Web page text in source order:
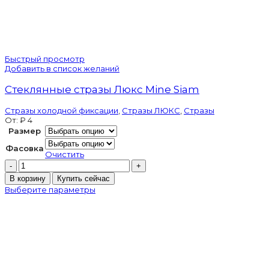
Быстрый просмотр
Добавить в список желаний
Стеклянные стразы Люкс Mine Siam
Стразы холодной фиксации Стразы ЛЮКС Стразы
От: ₽ 4
Размер
Фасовка
Очистить
Количество
товара
Стеклянные
стразы
В корзину Купить сейчас
Выберите параметры